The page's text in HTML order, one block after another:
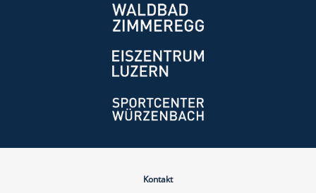
Kontakt